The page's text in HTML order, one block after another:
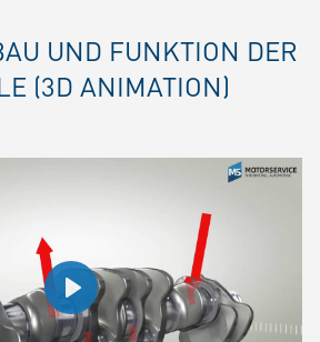
UND FUNKTION DER
(3D ANIMATION)
Play